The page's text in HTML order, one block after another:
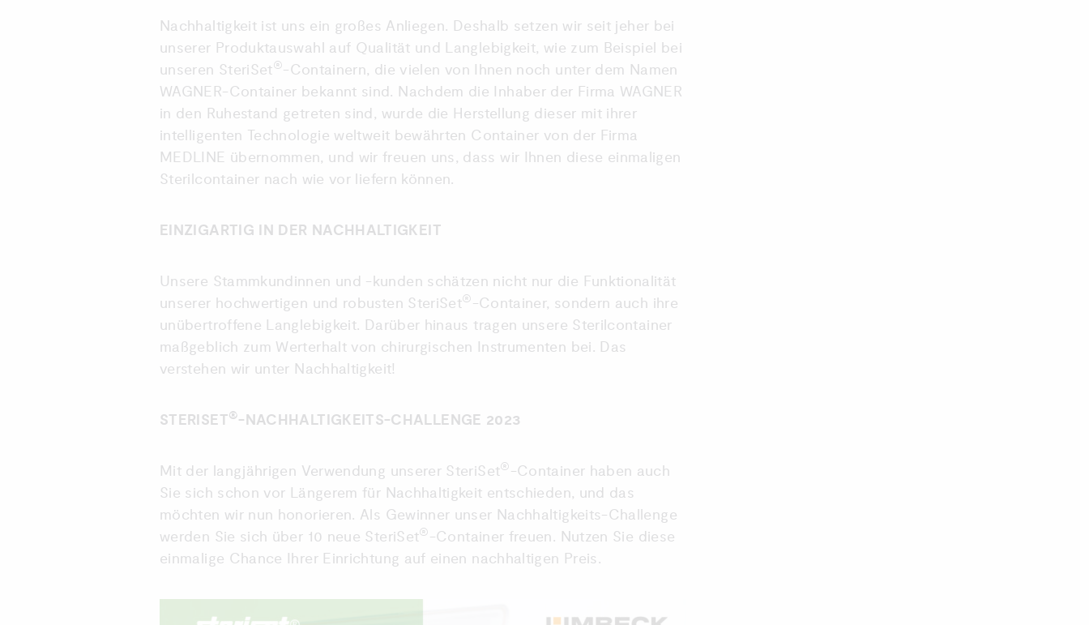
Nachhaltigkeit ist uns ein großes Anliegen. Deshalb setzen wir seit jeher bei
unserer Produktauswahl auf Qualität und Langlebigkeit, wie zum Beispiel bei
unseren SteriSet®-Containern, die vielen von Ihnen noch unter dem Namen
WAGNER-Container bekannt sind. Nachdem die Inhaber der Firma WAGNER
in den Ruhestand getreten sind, wurde die Herstellung dieser mit ihrer
intelligenten Technologie weltweit bewährten Container von der Firma
MEDLINE übernommen, und wir freuen uns, dass wir Ihnen diese einmaligen
Sterilcontainer nach wie vor liefern können.
EINZIGARTIG IN DER NACHHALTIGKEIT
Unsere Stammkundinnen und -kunden schätzen nicht nur die Funktionalität
unserer hochwertigen und robusten SteriSet®-Container, sondern auch ihre
unübertroffene Langlebigkeit. Darüber hinaus tragen unsere Sterilcontainer
maßgeblich zum Werterhalt von chirurgischen Instrumenten bei. Das
verstehen wir unter Nachhaltigkeit!
STERISET®-NACHHALTIGKEITS-CHALLENGE 2023
Mit der langjährigen Verwendung unserer SteriSet®-Container haben auch
Sie sich schon vor Längerem für Nachhaltigkeit entschieden, und das
möchten wir nun honorieren. Als Gewinner unser Nachhaltigkeits-Challenge
werden Sie sich über 10 neue SteriSet®-Container freuen. Nutzen Sie diese
einmalige Chance Ihrer Einrichtung auf einen nachhaltigen Preis.